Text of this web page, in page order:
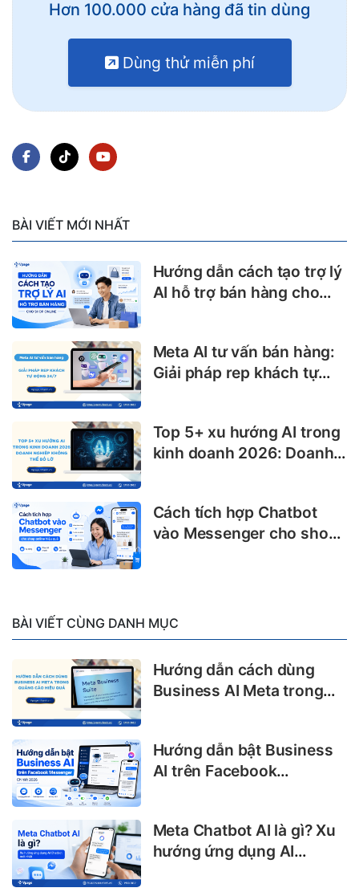
Hơn 100.000 cửa hàng đã tin dùng
Dùng thử miễn phí
BÀI VIẾT MỚI NHẤT
Hướng dẫn cách tạo trợ lý
AI hỗ trợ bán hàng cho
Meta AI tư vấn bán hàng:
Giải pháp rep khách tự
Top 5+ xu hướng AI trong
kinh doanh 2026: Doanh
Cách tích hợp Chatbot
vào Messenger cho shop
BÀI VIẾT CÙNG DANH MỤC
Hướng dẫn cách dùng
Business AI Meta trong
Hướng dẫn bật Business
AI trên Facebook
Meta Chatbot AI là gì? Xu
hướng ứng dụng AI